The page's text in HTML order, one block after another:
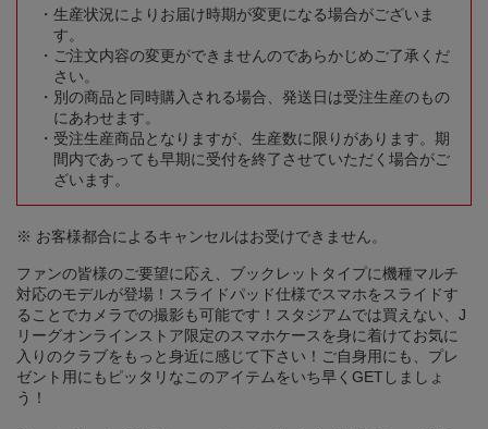
生産状況によりお届け時期が変更になる場合がございま
す。
ご注文内容の変更ができませんのであらかじめご了承くだ
さい。
別の商品と同時購入される場合、発送日は受注生産のもの
にあわせます。
受注生産商品となりますが、生産数に限りがあります。期
間内であっても早期に受付を終了させていただく場合がご
ざいます。
※ お客様都合によるキャンセルはお受けできません。
ファンの皆様のご要望に応え、ブックレットタイプに機種マルチ
対応のモデルが登場！スライドパッド仕様でスマホをスライドす
ることでカメラでの撮影も可能です！スタジアムでは買えない、J
リーグオンラインストア限定のスマホケースを身に着けてお気に
入りのクラブをもっと身近に感じて下さい！ご自身用にも、プレ
ゼント用にもピッタリなこのアイテムをいち早くGETしましょ
う！